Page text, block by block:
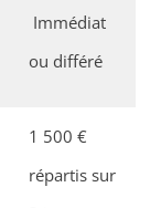
Immédiat
ou différé
1 500 €
répartis sur